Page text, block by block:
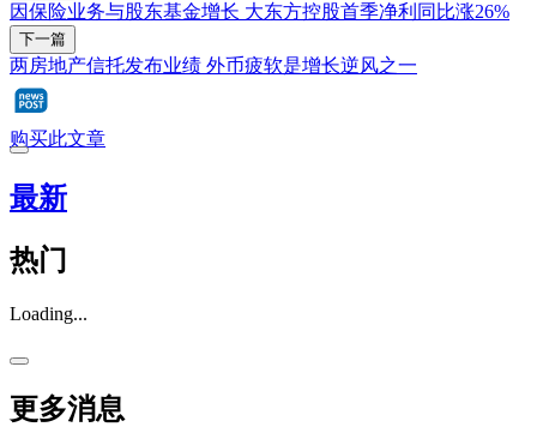
因保险业务与股东基金增长 大东方控股首季净利同比涨26%
下一篇
两房地产信托发布业绩 外币疲软是增长逆风之一
购买此文章
最新
热门
Loading...
更多消息